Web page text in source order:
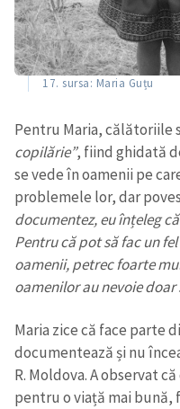
17. sursa: Maria Guțu
Pentru Maria, călătoriile
copilărie”, fiind ghidată
se vede în oamenii pe
problemele lor, dar
documentez, eu înțeleg
Pentru că pot să fac un
oamenii, petrec foarte
oamenilor au nevoie doar
Maria zice că face parte
documentează și nu
R. Moldova. A observat
pentru o viață mai